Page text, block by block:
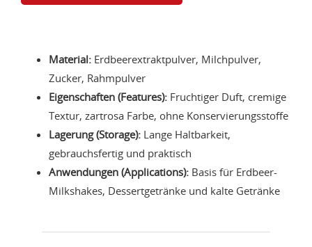
Material: Erdbeerextraktpulver, Milchpulver,
Zucker, Rahmpulver
Eigenschaften (Features): Fruchtiger Duft, cremige
Textur, zartrosa Farbe, ohne Konservierungsstoffe
Lagerung (Storage): Lange Haltbarkeit,
gebrauchsfertig und praktisch
Anwendungen (Applications): Basis für Erdbeer-
Milkshakes, Dessertgetränke und kalte Getränke